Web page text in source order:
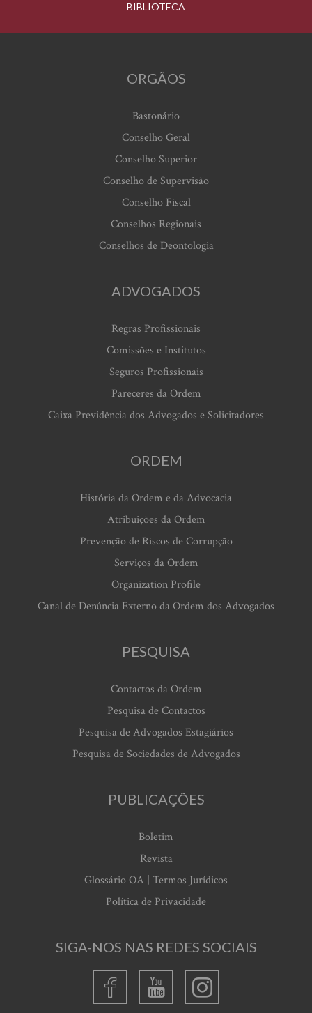
BIBLIOTECA
ORGÃOS
Bastonário
Conselho Geral
Conselho Superior
Conselho de Supervisão
Conselho Fiscal
Conselhos Regionais
Conselhos de Deontologia
ADVOGADOS
Regras Profissionais
Comissões e Institutos
Seguros Profissionais
Pareceres da Ordem
Caixa Previdência dos Advogados e Solicitadores
ORDEM
História da Ordem e da Advocacia
Atribuições da Ordem
Prevenção de Riscos de Corrupção
Serviços da Ordem
Organization Profile
Canal de Denúncia Externo da Ordem dos Advogados
PESQUISA
Contactos da Ordem
Pesquisa de Contactos
Pesquisa de Advogados Estagiários
Pesquisa de Sociedades de Advogados
PUBLICAÇÕES
Boletim
Revista
Glossário OA | Termos Jurídicos
Política de Privacidade
SIGA-NOS NAS REDES SOCIAIS